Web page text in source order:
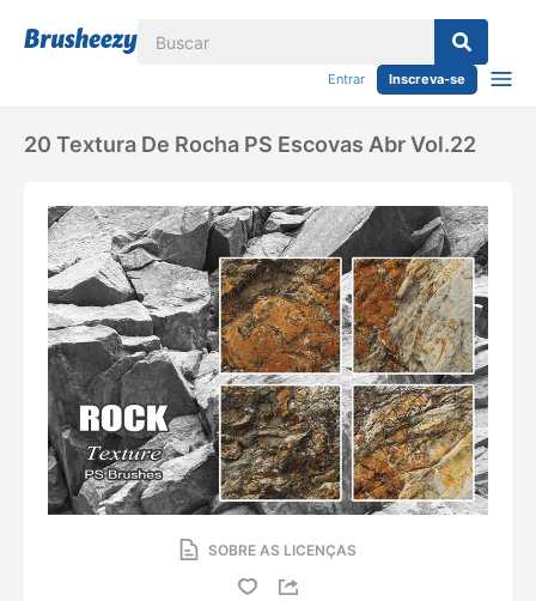
Entrar Inscreva-se
20 Textura De Rocha PS Escovas Abr Vol.22
SOBRE AS LICENÇAS